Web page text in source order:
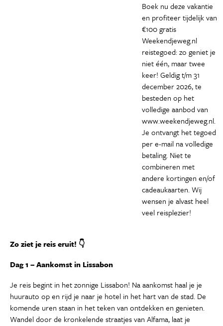
Boek nu deze vakantie
en profiteer tijdelijk van
€100 gratis
Weekendjeweg.nl
reistegoed: zo geniet je
niet één, maar twee
keer! Geldig t/m 31
december 2026, te
besteden op het
volledige aanbod van
www.weekendjeweg.nl.
Je ontvangt het tegoed
per e-mail na volledige
betaling. Niet te
combineren met
andere kortingen en/of
cadeaukaarten. Wij
wensen je alvast heel
veel reisplezier!
Zo ziet je reis eruit! 👇
Dag 1 – Aankomst in Lissabon
Je reis begint in het zonnige Lissabon! Na aankomst haal je je
huurauto op en rijd je naar je hotel in het hart van de stad. De
komende uren staan in het teken van ontdekken en genieten.
Wandel door de kronkelende straatjes van Alfama, laat je